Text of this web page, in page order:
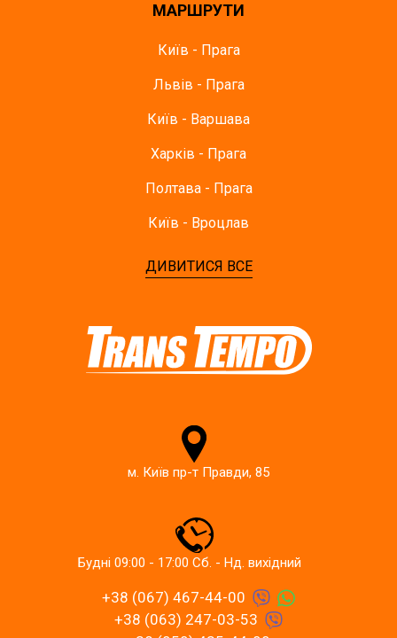
МАРШРУТИ
Київ - Прага
Львів - Прага
Київ - Варшава
Харків - Прага
Полтава - Прага
Київ - Вроцлав
ДИВИТИСЯ ВСЕ
м. Київ пр-т Правди, 85
Будні 09:00 - 17:00 Сб. - Нд. вихідний
+38 (067) 467-44-00
+38 (063) 247-03-53